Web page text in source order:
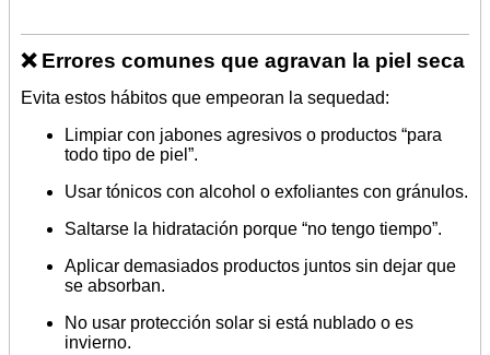
❌ Errores comunes que agravan la piel seca
Evita estos hábitos que empeoran la sequedad:
Limpiar con jabones agresivos o productos “para
todo tipo de piel”.
Usar tónicos con alcohol o exfoliantes con gránulos.
Saltarse la hidratación porque “no tengo tiempo”.
Aplicar demasiados productos juntos sin dejar que
se absorban.
No usar protección solar si está nublado o es
invierno.